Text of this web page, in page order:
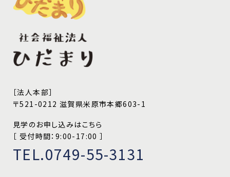
［法人本部］
〒521-0212 滋賀県米原市本郷603-1
見学のお申し込みはこちら
［ 受付時間：9:00-17:00 ］
TEL.0749-55-3131